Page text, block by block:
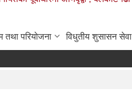
तथा परियोजना विधुतीय शुसासन सेवा